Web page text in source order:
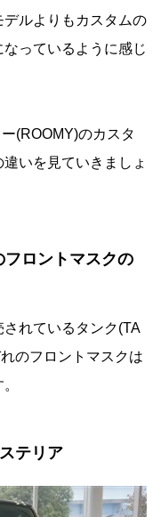
デルよりもカスタムの
っているように感じ
(ROOMY)のカスタ
いを見ていきましょ
フロントマスクの
れているタンク(TA
のフロントマスクは
テリア